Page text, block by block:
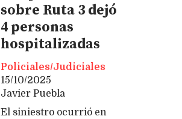
sobre Ruta 3 dejó
4 personas
hospitalizadas
Javier Puebla
Policiales/Judiciales
15/10/2025
El siniestro ocurrió en